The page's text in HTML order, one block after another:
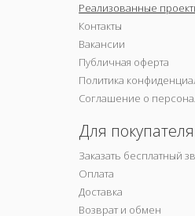
Реализованные
Контакты
Вакансии
Публичная оферта
Политика
Соглашение о
Для покупателя
Заказать бесплатный
Оплата
Доставка
Возврат и обмен